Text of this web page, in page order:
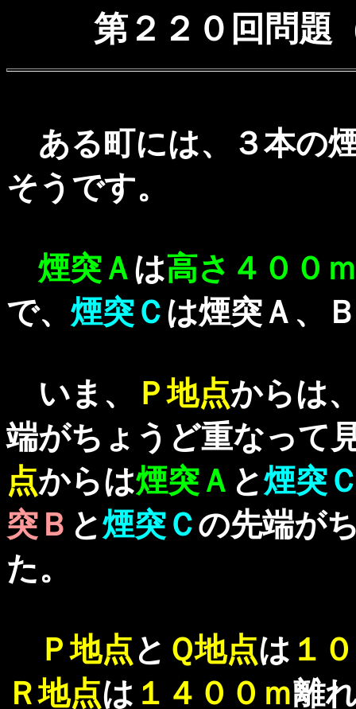
第２２０回問題
ある町には、３本の
そうです。
煙突Ａ は高さ４００
で、 煙突Ｃ は煙突Ａ、
いま、 Ｐ地点からは
端がちょうど重なって
点からは煙突Ａ と煙突
突Ｂ と煙突Ｃの先端が
た。
Ｐ地点 と Ｑ地点は １
Ｒ地点は １４００ｍ離